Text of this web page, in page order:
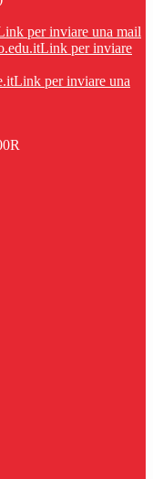
per inviare una mail
Link per inviare
Link per inviare una